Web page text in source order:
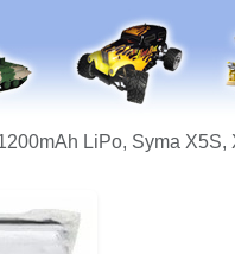
LiPo, Syma X5S,